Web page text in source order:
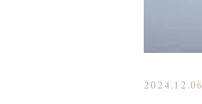
2024.12.06